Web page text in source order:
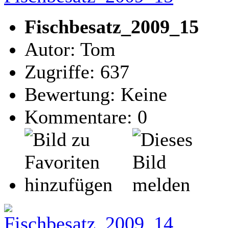
Fischbesatz_2009_15
Autor: Tom
Zugriffe: 637
Bewertung: Keine
Kommentare: 0